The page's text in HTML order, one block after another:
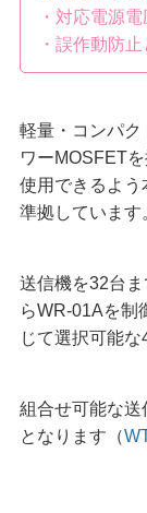
・対応電源電
・誤作動防
軽量・コンパ
ワーMOSFET
使用できるよう
準拠しています
送信機を32台
らWR-01Aを制
じて選択可能な
組合せ可能な送
となります（